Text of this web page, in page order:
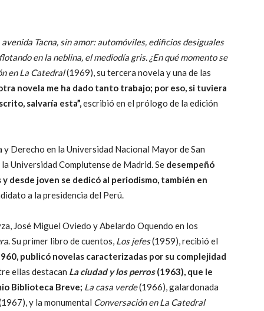
Tacna, sin amor: automóviles, edificios desiguales
en la neblina, el mediodía gris. ¿En qué momento se
en La Catedral(1969), su tercera novela y una de las
novela me ha dado tanto trabajo; por eso, si tuviera
salvaría esta”,escribió en el prólogo de la edición
Derecho en la Universidad Nacional Mayor de San
Universidad Complutense de Madrid. Se desempeñó
desde joven se dedicó al periodismo, también en
a la presidencia del Perú.
José Miguel Oviedo y Abelardo Oquendo en los
. Su primer libro de cuentos, Los jefes(1959), recibió el
publicó novelas caracterizadas por su complejidad
ellas destacan La ciudad y los perros(1963), que le
Biblioteca Breve; La casa verde(1966), galardonada
y la monumental Conversación en La Catedral